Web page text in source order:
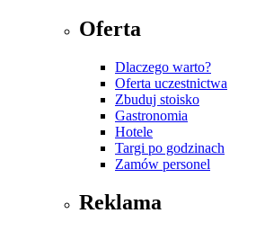
Oferta
Dlaczego warto?
Oferta uczestnictwa
Zbuduj stoisko
Gastronomia
Hotele
Targi po godzinach
Zamów personel
Reklama